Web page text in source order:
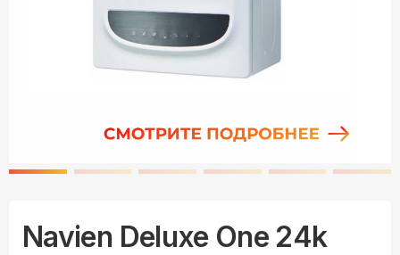
Navien Deluxe One 24k